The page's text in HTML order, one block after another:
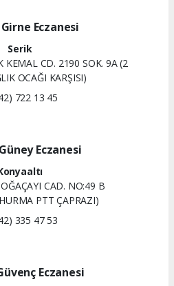
Girne Eczanesi
Serik
KEMAL CD. 2190 SOK. 9A (2
OCAĞI KARŞISI)
722 13 45
Güney Eczanesi
CAD. NO:49 B
PTT ÇAPRAZI)
335 47 53
Eczanesi